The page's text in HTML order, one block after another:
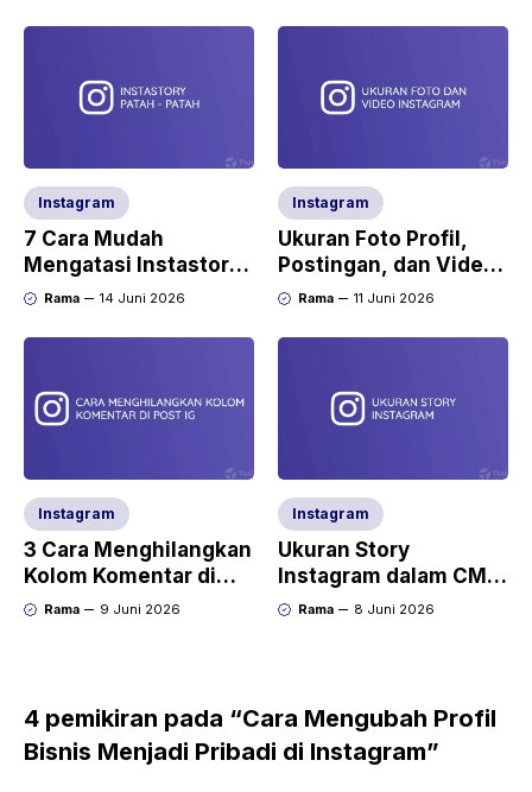
Instagram
7 Cara Mudah
Mengatasi Instastory
Patah – Patah
Rama 14 Juni 2026
Instagram
Ukuran Foto Profil,
Postingan, dan Video
di Instagram
Rama 11 Juni 2026
Instagram
3 Cara Menghilangkan
Kolom Komentar di
Post Instagram
Rama 9 Juni 2026
Instagram
Ukuran Story
Instagram dalam CM
dan Pixel +
Rama 8 Juni 2026
4 pemikiran pada “Cara Mengubah Profil
Bisnis Menjadi Pribadi di Instagram”